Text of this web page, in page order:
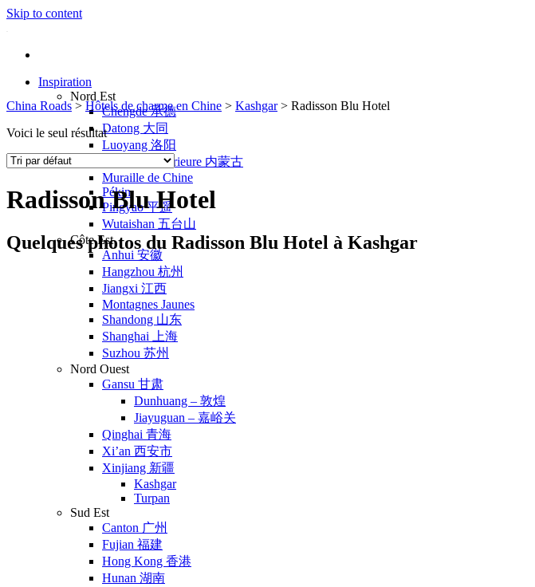
Skip to content
Inspiration
Nord Est
Chengde 承德
Datong 大同
Luoyang 洛阳
Mongolie Intérieure 内蒙古
Muraille de Chine
Pékin
Pingyao 平遥
Wutaishan 五台山
Côte Est
Anhui 安徽
Hangzhou 杭州
Jiangxi 江西
Montagnes Jaunes
Shandong 山东
Shanghai 上海
Suzhou 苏州
Nord Ouest
Gansu 甘肃
Dunhuang – 敦煌
Jiayuguan – 嘉峪关
Qinghai 青海
Xi’an 西安市
Xinjiang 新疆
Kashgar
Turpan
Sud Est
Canton 广州
Fujian 福建
Hong Kong 香港
Hunan 湖南
China Roads > Hôtels de charme en Chine > Kashgar > Radisson Blu Hotel
Voici le seul résultat
Radisson Blu Hotel
Quelques photos du Radisson Blu Hotel à Kashgar